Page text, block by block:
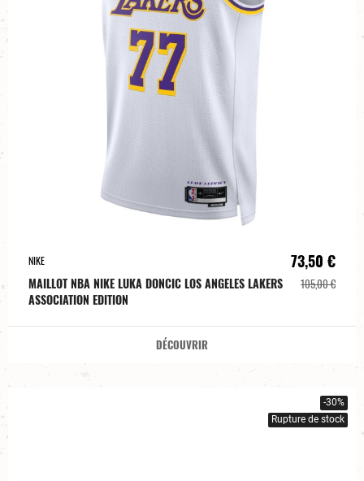
NIKE
MAILLOT NBA NIKE LUKA DONCIC LOS ANGELES LAKERS
ASSOCIATION EDITION
73,50 €
105,00 €
DÉCOUVRIR
-30%
Rupture de stock